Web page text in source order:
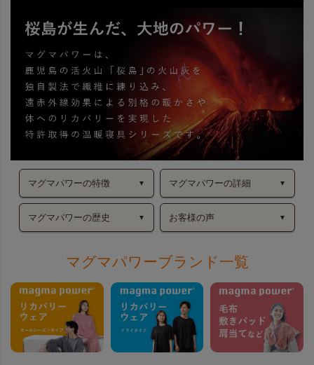
マグマパワーの特徴 マグマパワーの詳細
マグマパワーの歴史 お客様の声
マグマパワーブランド一覧